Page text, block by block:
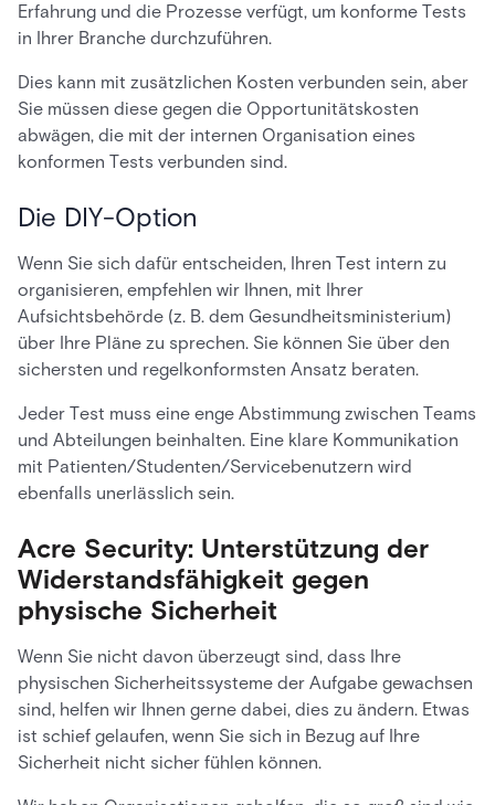
Erfahrung und die Prozesse verfügt, um konforme Tests
in Ihrer Branche durchzuführen.
Dies kann mit zusätzlichen Kosten verbunden sein, aber
Sie müssen diese gegen die Opportunitätskosten
abwägen, die mit der internen Organisation eines
konformen Tests verbunden sind.
Die DIY-Option
Wenn Sie sich dafür entscheiden, Ihren Test intern zu
organisieren, empfehlen wir Ihnen, mit Ihrer
Aufsichtsbehörde (z. B. dem Gesundheitsministerium)
über Ihre Pläne zu sprechen. Sie können Sie über den
sichersten und regelkonformsten Ansatz beraten.
Jeder Test muss eine enge Abstimmung zwischen Teams
und Abteilungen beinhalten. Eine klare Kommunikation
mit Patienten/Studenten/Servicebenutzern wird
ebenfalls unerlässlich sein.
Acre Security: Unterstützung der
Widerstandsfähigkeit gegen
physische Sicherheit
Wenn Sie nicht davon überzeugt sind, dass Ihre
physischen Sicherheitssysteme der Aufgabe gewachsen
sind, helfen wir Ihnen gerne dabei, dies zu ändern. Etwas
ist schief gelaufen, wenn Sie sich in Bezug auf Ihre
Sicherheit nicht sicher fühlen können.